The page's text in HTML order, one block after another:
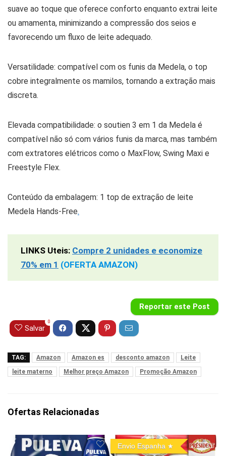
suave ao toque que oferece conforto enquanto extrai leite
ou amamenta, minimizando a compressão dos seios e
favorecendo um fluxo de leite adequado.
Versatilidade: compatível com os funis da Medela, o top
cobre integralmente os mamilos, tornando a extração mais
discreta.
Elevada compatibilidade: o soutien 3 em 1 da Medela é
compatível não só com vários funis da marca, mas também
com extratores elétricos como o MaxFlow, Swing Maxi e
Freestyle Flex.
Conteúdo da embalagem: 1 top de extração de leite
Medela Hands-Free.
LINKS Uteis: Compre 2 unidades e economize
70% em 1 (OFERTA AMAZON)
Reportar este Post
Salvar
0
TAG: Amazon Amazon es desconto amazon
Leite
leite materno
Melhor preço Amazon Promoção Amazon
Ofertas Relacionadas
Envio Espanha